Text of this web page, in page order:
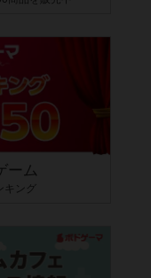
ーム
キング